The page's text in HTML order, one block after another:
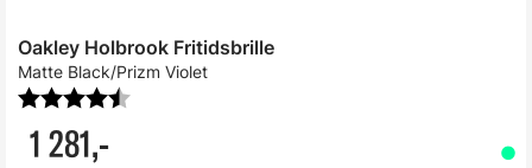
Oakley Holbrook Fritidsbrille
Matte Black/Prizm Violet
1 281,-
Karakter: